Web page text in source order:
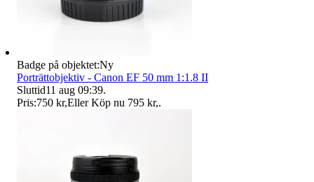
Badge på objektet:Ny
Porträttobjektiv - Canon EF 50 mm 1:1.8 II
Sluttid11 aug 09:39.
Pris:750 kr,Eller Köp nu 795 kr,.